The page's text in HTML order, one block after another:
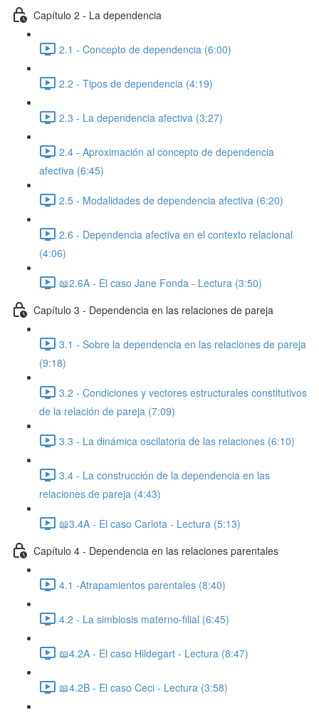
Capítulo 2 - La dependencia
2.1 - Concepto de dependencia (6:00)
2.2 - Tipos de dependencia (4:19)
2.3 - La dependencia afectiva (3:27)
2.4 - Aproximación al concepto de dependencia
afectiva (6:45)
2.5 - Modalidades de dependencia afectiva (6:20)
2.6 - Dependencia afectiva en el contexto relacional
(4:06)
📖2.6A - El caso Jane Fonda - Lectura (3:50)
Capítulo 3 - Dependencia en las relaciones de pareja
3.1 - Sobre la dependencia en las relaciones de pareja
(9:18)
3.2 - Condiciones y vectores estructurales constitutivos
de la relación de pareja (7:09)
3.3 - La dinámica oscilatoria de las relaciones (6:10)
3.4 - La construcción de la dependencia en las
relaciones de pareja (4:43)
📖3.4A - El caso Carlota - Lectura (5:13)
Capítulo 4 - Dependencia en las relaciones parentales
4.1 -Atrapamientos parentales (8:40)
4.2 - La simbiosis materno-filial (6:45)
📖4.2A - El caso Hildegart - Lectura (8:47)
📖4.2B - El caso Ceci - Lectura (3:58)